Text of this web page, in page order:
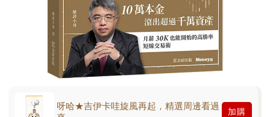
呀哈★吉伊卡哇旋風再起，精選周邊看過
加購